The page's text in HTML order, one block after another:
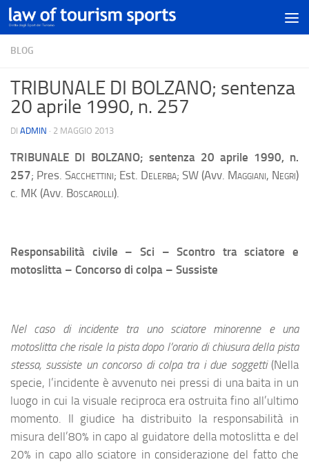
BLOG
TRIBUNALE DI BOLZANO; sentenza
20 aprile 1990, n. 257
DI ADMIN · 2 MAGGIO 2013
TRIBUNALE DI BOLZANO; sentenza 20 aprile 1990, n.
257; Pres. Sacchettini; Est. Delerba; SW (Avv. Maggiani, Negri)
c. MK (Avv. Boscarolli).
Responsabilità civile – Sci – Scontro tra sciatore e
motoslitta – Concorso di colpa – Sussiste
Nel caso di incidente tra uno sciatore minorenne e una
motoslitta che risale la pista dopo l’orario di chiusura della pista
stessa, sussiste un concorso di colpa tra i due soggetti(Nella
specie, l’incidente è avvenuto nei pressi di una baita in un
luogo in cui la visuale reciproca era ostruita fino all’ultimo
momento. Il giudice ha distribuito la responsabilità in
misura dell’80% in capo al guidatore della motoslitta e del
20% in capo allo sciatore in considerazione del fatto che